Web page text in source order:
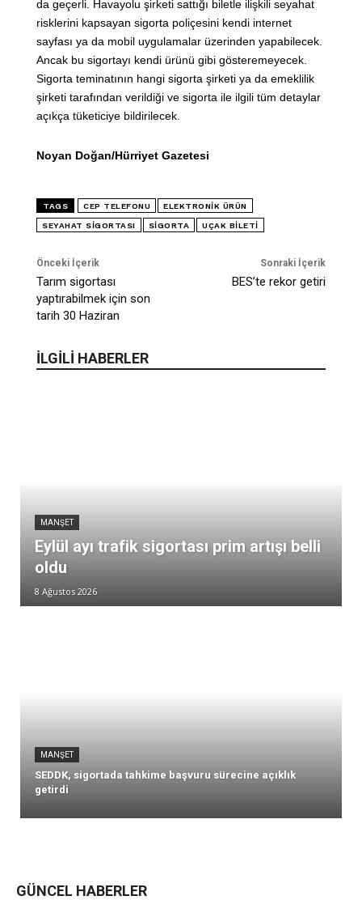
GÜNCEL HABERLER
da geçerli. Havayolu şirketi sattığı biletle ilişkili seyahat
risklerini kapsayan sigorta poliçesini kendi internet
sayfası ya da mobil uygulamalar üzerinden yapabilecek.
Ancak bu sigortayı kendi ürünü gibi gösteremeyecek.
Sigorta teminatının hangi sigorta şirketi ya da emeklilik
şirketi tarafından verildiği ve sigorta ile ilgili tüm detaylar
açıkça tüketiciye bildirilecek.
Noyan Doğan/Hürriyet Gazetesi
TAGS CEP TELEFONU ELEKTRONIK ÜRÜN
SEYAHAT SIGORTASI SIGORTA UÇAK BILETI
Önceki İçerik
Tarım sigortası
yaptırabilmek için son
tarih 30 Haziran
Sonraki İçerik
BES’te rekor getiri
İLGİLİ HABERLER
MANŞET
Eylül ayı trafik sigortası prim artışı belli
oldu
8 Ağustos 2026
MANŞET
SEDDK, sigortada tahkime başvuru sürecine açıklık
getirdi